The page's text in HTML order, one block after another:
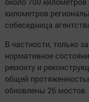
километров
собеседница
В частности, только
нормативное
ремонту и
общей
обновлены 26 мостов.